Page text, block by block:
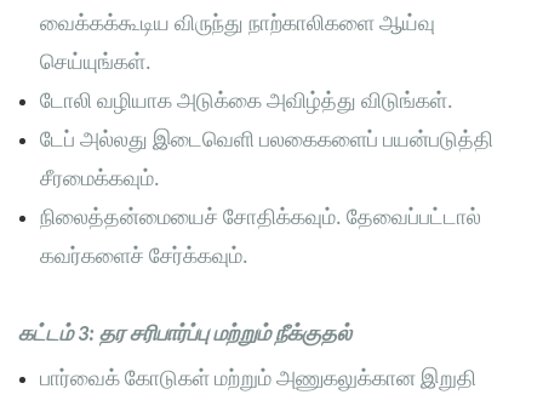
வைக்கக்கூடிய விருந்து நாற்காலிகளை ஆய்வு
செய்யுங்கள்.
டோலி வழியாக அடுக்கை அவிழ்த்து விடுங்கள்.
டேப் அல்லது இடைவெளி பலகைகளைப் பயன்படுத்தி
சீரமைக்கவும்.
நிலைத்தன்மையைச் சோதிக்கவும். தேவைப்பட்டால்
கவர்களைச் சேர்க்கவும்.
கட்டம் 3: தர சரிபார்ப்பு மற்றும் நீக்குதல்
பார்வைக் கோடுகள் மற்றும் அணுகலுக்கான இறுதி